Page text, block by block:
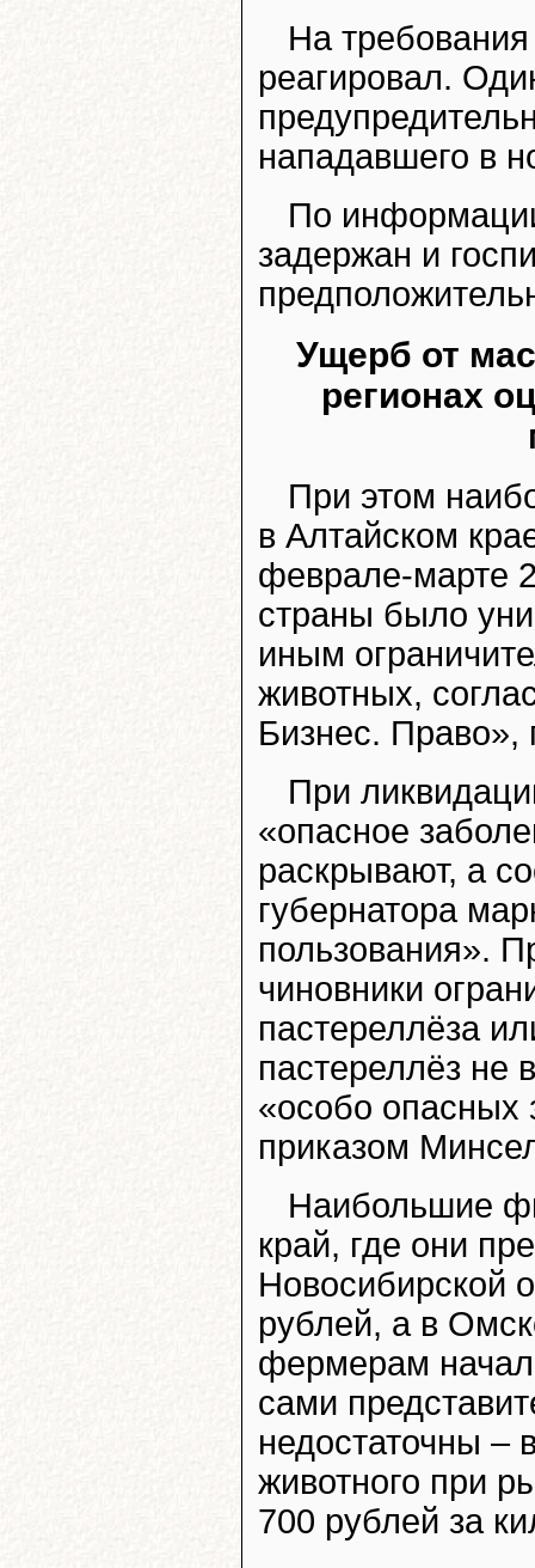
На
реагировал.
нападавшего в
По
задержан и
Ущерб от
регионах
При этом
в Алтайском
феврале-марте
страны было
иным
животных,
Бизнес.
При
«опасное
раскрывают, а
губернатора
пользования».
чиновники
пастереллёза
пастереллёз не
«особо опасных
приказом
Наибольшие
край, где они
Новосибирской
рублей, а в
фермерам
сами
недостаточны –
животного при
700 рублей за